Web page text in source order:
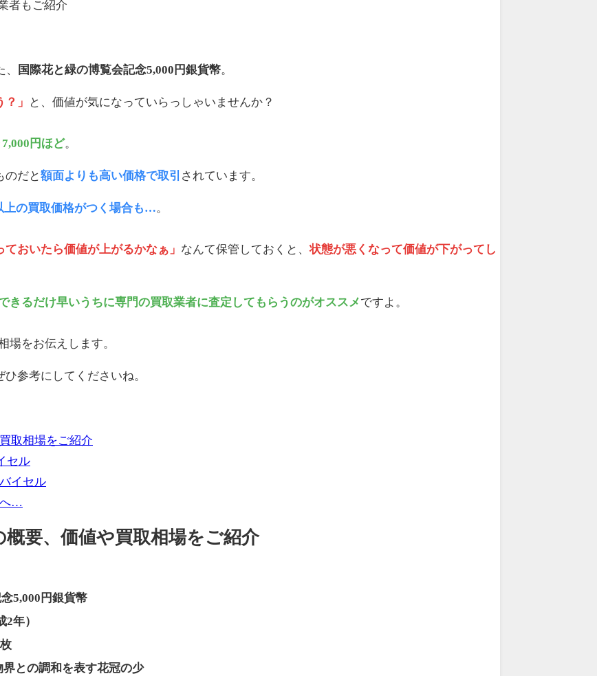
国際花と緑の博覧会記念5,000円銀貨幣。
」 と、価値が気になっていらっしゃいませんか？
円ほど。
のだと額面よりも高い価格で取引 されています。
上の買取価格がつく場合も…。
ておいたら価値が上がるかなぁ」 なんて保管しておくと、状態が悪くなって価値が下がってし
きるだけ早いうちに専門の買取業者に査定してもらうのがオススメですよ。
場をお伝えします。
参考にしてくださいね。
取相場をご紹介
セル
イセル
へ…
概要、価値や買取相場をご紹介
5,000円銀貨幣
年）
界との調和を表す花冠の少